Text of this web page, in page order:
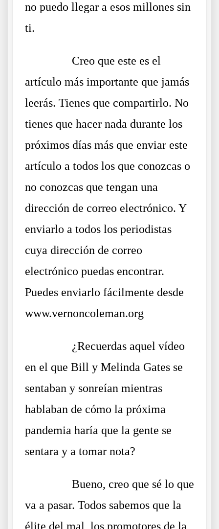
no puedo llegar a esos millones sin
ti.
Creo que este es el
artículo más importante que jamás
leerás. Tienes que compartirlo. No
tienes que hacer nada durante los
próximos días más que enviar este
artículo a todos los que conozcas o
no conozcas que tengan una
dirección de correo electrónico. Y
enviarlo a todos los periodistas
cuya dirección de correo
electrónico puedas encontrar.
Puedes enviarlo fácilmente desde
www.vernoncoleman.org
¿Recuerdas aquel vídeo
en el que Bill y Melinda Gates se
sentaban y sonreían mientras
hablaban de cómo la próxima
pandemia haría que la gente se
sentara y a tomar nota?
Bueno, creo que sé lo que
va a pasar. Todos sabemos que la
élite del mal, los promotores de la